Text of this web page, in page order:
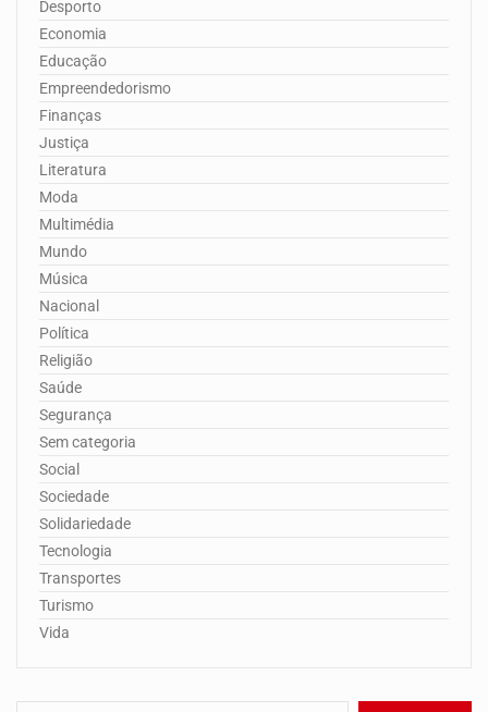
Desporto
Economia
Educação
Empreendedorismo
Finanças
Justiça
Literatura
Moda
Multimédia
Mundo
Música
Nacional
Política
Religião
Saúde
Segurança
Sem categoria
Social
Sociedade
Solidariedade
Tecnologia
Transportes
Turismo
Vida